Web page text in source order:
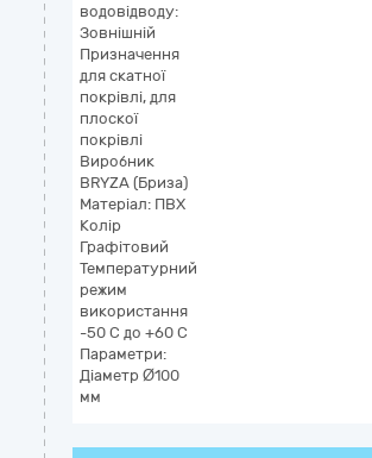
водовідводу:
Зовнішній
Призначення
для скатної
покрівлі, для
плоскої
покрівлі
Виробник
BRYZA (Бриза)
Матеріал: ПВХ
Колір
Графітовий
Температурний
режим
використання
-50 С до +60 С
Параметри:
Діаметр Ø100
мм